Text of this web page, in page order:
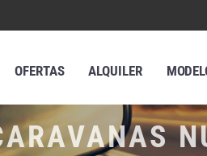
OFERTAS ALQUILER